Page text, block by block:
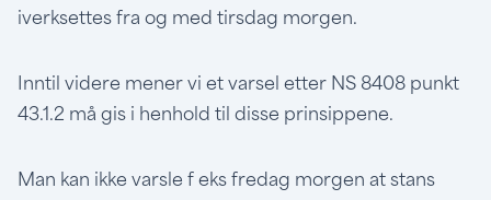
iverksettes fra og med tirsdag morgen.
Inntil videre mener vi et varsel etter NS 8408 punkt
43.1.2 må gis i henhold til disse prinsippene.
Man kan ikke varsle f eks fredag morgen at stans